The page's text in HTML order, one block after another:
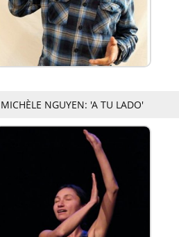
MICHÈLE NGUYEN: 'A TU LADO'